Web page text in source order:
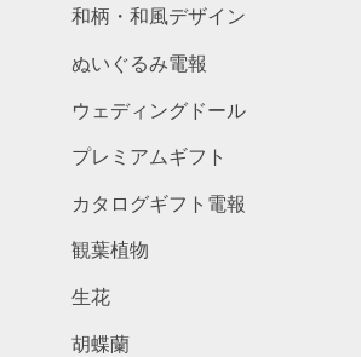
和柄・和風デザイン
ぬいぐるみ電報
ウェディングドール
プレミアムギフト
カタログギフト電報
観葉植物
生花
胡蝶蘭